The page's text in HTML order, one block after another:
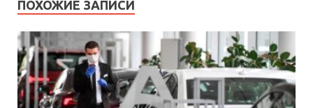
ПОХОЖИЕ ЗАПИСИ